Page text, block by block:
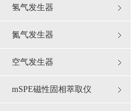
氢气发生器
氮气发生器
空气发生器
mSPE磁性固相萃取仪